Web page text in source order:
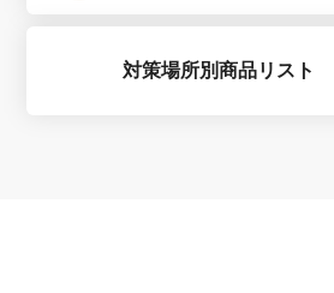
対策場所別商品リスト